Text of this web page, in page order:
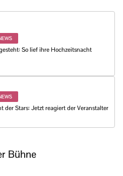
So lief ihre Hochzeitsnacht
der Stars: Jetzt reagiert der Veranstalter
Bühne